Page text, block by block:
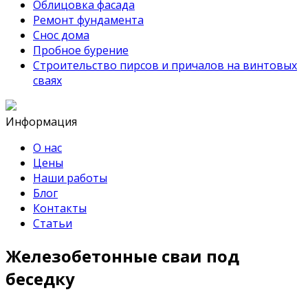
Облицовка фасада
Ремонт фундамента
Снос дома
Пробное бурение
Строительство пирсов и причалов на винтовых
сваях
Информация
О нас
Цены
Наши работы
Блог
Контакты
Статьи
Железобетонные сваи под
беседку